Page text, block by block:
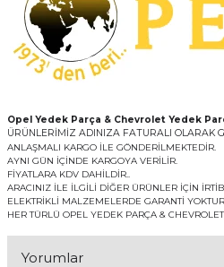
Opel Yedek Parça & Chevrolet Yedek
ÜRÜNLERİMİZ ADINIZA FATURALI OLARAK
ANLAŞMALI KARGO İLE
AYNI GÜN İÇİNDE KARGOYA VERİLİR.
FİYATLARA KDV DAHİLDİR..
ARACINIZ İLE İLGİLİ DİĞER ÜRÜNLER İÇİN
ELEKTRİKLİ MALZEMELERDE GARANTİ
HER TÜRLÜ OPEL YEDEK PARÇA &
Yorumlar